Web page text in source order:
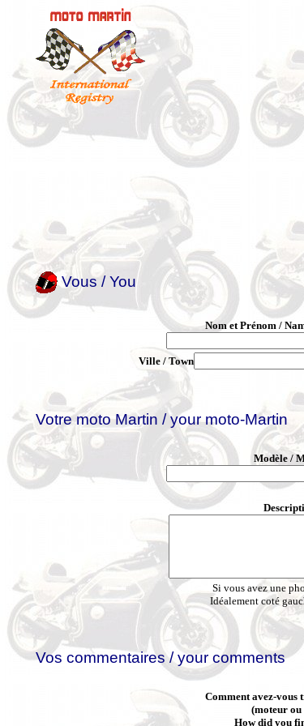
Vous / You
Nom et Prénom /
Ville / Town
Votre moto Martin / your moto-Martin
Modèle /
Si vous avez une
Idéalement coté
Vos commentaires / your comments
Comment avez-vous
(moteur ou
How did you